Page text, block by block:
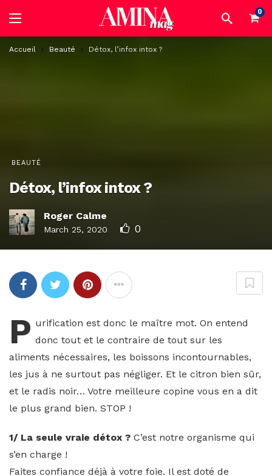
0
Accueil Beauté Détox, l’infox intox ?
BEAUTÉ
Détox, l’infox intox ?
Roger Calme
March 25, 2020 0
P urification est donc le maître mot. On entend
donc tout et le contraire de tout sur les
aliments nécessaires, les boissons incontournables,
les jus à ne surtout pas négliger. Et le citron bien sûr,
et le radis noir… Votre meilleure copine vous en a dit
le plus grand bien. STOP !
1/ La seule vraie détox ? C’est notre organisme qui
s’en charge !
Faites confiance déjà à votre foie. Il est doté de